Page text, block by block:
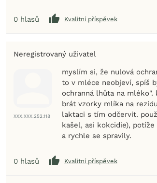
0 hlasů Kvalitní příspěvek
Neregistrovaný uživatel
XXX.XXX.252.118
myslím si, že nulová
to v mléce neobjeví, spíš
ochranná lhůta na
brát vzorky mlíka na
laktaci s tím odčervit.
kašel, asi kokcidie),
a rychle se spravily.
0 hlasů Kvalitní příspěvek